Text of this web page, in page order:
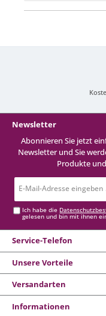
Newsletter
Abonnieren Sie jetzt
Newsletter und Sie
Produkte
Ich habe die
gelesen und bin mit ihnen
Service-Telefon
Unsere Vorteile
Versandarten
Informationen